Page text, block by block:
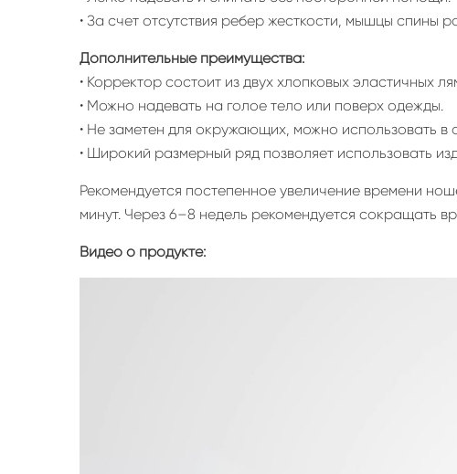
• За счет отсутствия ребер жесткости, мышцы
Дополнительные преимущества:
• Корректор состоит из двух хлопковых эластичных
• Можно надевать на голое тело или поверх одежды.
• Не заметен для окружающих, можно использовать
• Широкий размерный ряд позволяет использовать
Рекомендуется постепенное увеличение времени
минут. Через 6–8 недель рекомендуется сокращать
Видео о продукте: